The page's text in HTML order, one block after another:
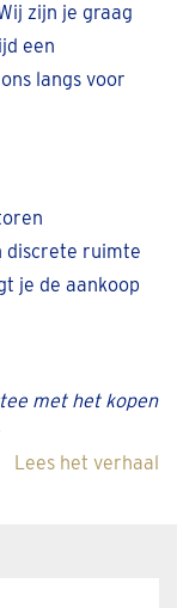
zijn je graag
een
langs voor
discrete ruimte
je de aankoop
met het kopen
Lees het verhaal